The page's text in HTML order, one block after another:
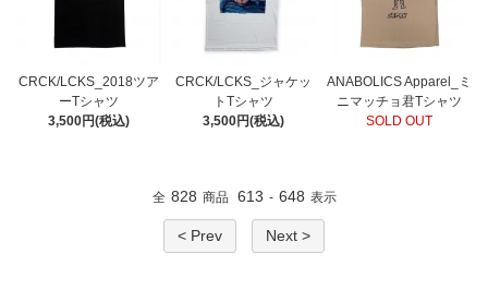
CRCK/LCKS_2018ツア
ーTシャツ
3,500円(税込)
CRCK/LCKS_ジャケッ
トTシャツ
3,500円(税込)
ANABOLICS Apparel_ミ
ニマッチョ君Tシャツ
SOLD OUT
全 828 商品 613 - 648 表示
< Prev Next >